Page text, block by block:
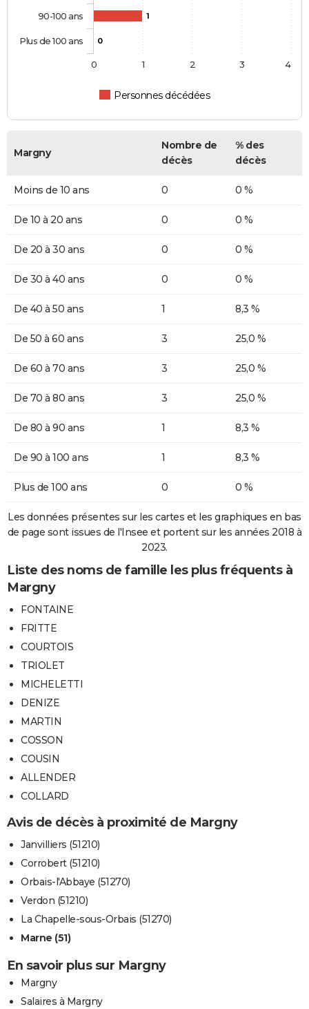
1
0
Personnes décédées
90-100 ans
Plus de 100 ans
0 1 2 3 4
Margny
Nombre de
décès
% des
décès
Moins de 10 ans 0 0 %
De 10 à 20 ans 0 0 %
De 20 à 30 ans 0 0 %
De 30 à 40 ans 0 0 %
De 40 à 50 ans 1 8,3 %
De 50 à 60 ans 3 25,0 %
De 60 à 70 ans 3 25,0 %
De 70 à 80 ans 3 25,0 %
De 80 à 90 ans 1 8,3 %
De 90 à 100 ans 1 8,3 %
Plus de 100 ans 0 0 %
Les données présentes sur les cartes et les graphiques en bas
de page sont issues de l'Insee et portent sur les années 2018 à
2023.
Liste des noms de famille les plus fréquents à
Margny
FONTAINE
FRITTE
COURTOIS
TRIOLET
MICHELETTI
DENIZE
MARTIN
COSSON
COUSIN
ALLENDER
COLLARD
Avis de décès à proximité de Margny
Janvilliers (51210)
Corrobert (51210)
Orbais-l'Abbaye (51270)
Verdon (51210)
La Chapelle-sous-Orbais (51270)
Marne (51)
En savoir plus sur Margny
Margny
Salaires à Margny